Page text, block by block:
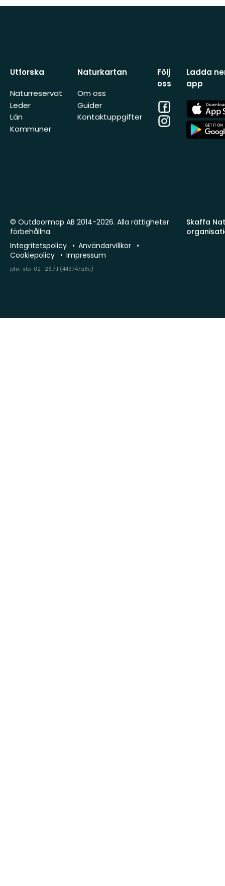
Utforska
Naturreservat
Leder
Län
Kommuner
Naturkartan
Om oss
Guider
Kontaktuppgifter
Följ
oss
Facebook
Instagram
Ladda
app
App
Store
App
Store
Skaffa
© Outdoormap AB 2014-2026. Alla rättigheter
förbehållna.
Integritetspolicy
Användarvillkor
Cookiepolicy
Impressum
phx-sto-02 · 26.7.1 (449747a8c)